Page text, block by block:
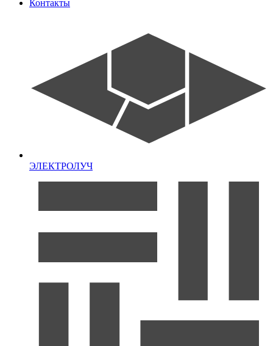
Контакты
ЭЛЕКТРОЛУЧ